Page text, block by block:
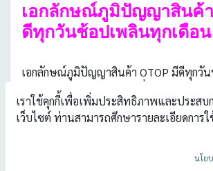
เอกลักษณ์ภูมิปัญญาสินค้า
ดีทุกวันช้อปเพลินทุกเดือน
เอกลักษณ์ภูมิปัญญาสินค้า OTOP มีดีทุกวั
เดือน ของดีสมุทรสาคร วันที่ 23-28 สิงหาค
ทรัลพลาซา มหาชัย
เราใช้คุกกี้เพื่อเพิ่มประสิทธิภาพและประสบ
เว็บไซต์ ท่านสามารถศึกษารายละเอียดการ
นโย